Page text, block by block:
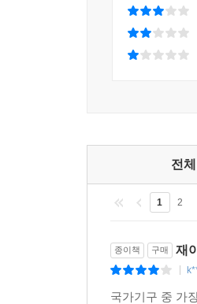
《어떤 양형 이유
오가고, 일주일에
존 마셜 할란(John
역시 “모든 종류의
일반 국민들에게
저자는 법의 집행
전
1 2
종이책 구매 재
국가기구 중 가